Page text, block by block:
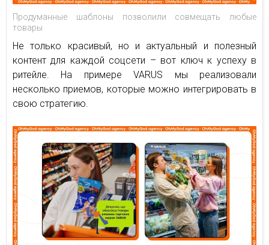
Продуманные шаблоны позволили совмещать любые
товары
Не только красивый, но и актуальный и полезный
контент для каждой соцсети – вот ключ к успеху в
ритейле. На примере VARUS мы реализовали
несколько приемов, которые можно интегрировать в
свою стратегию.